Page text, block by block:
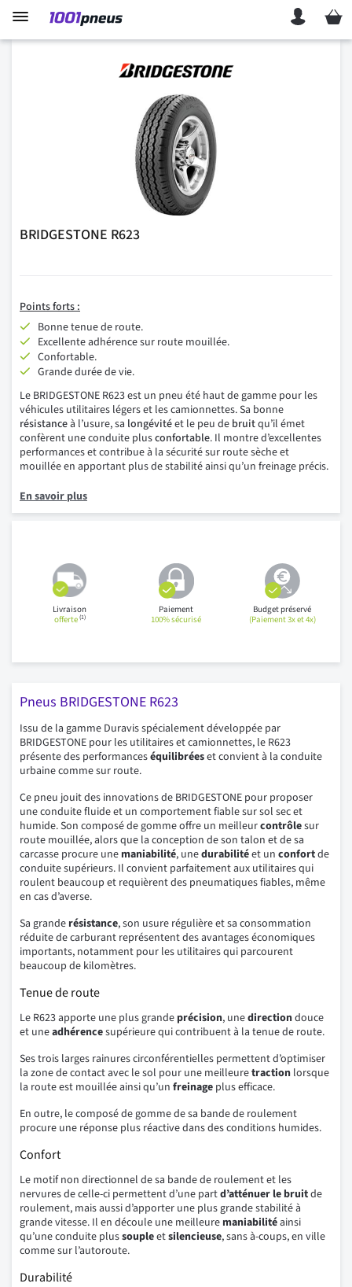
Mon
BRIDGESTONE R623
Pointsforts :
Bonne tenue de route.
Excellente adhérence sur route mouillée.
Confortable.
Grande durée de vie.
Le BRIDGESTONE R623 est un pneu été haut de gamme pour les
véhicules utilitaires légers et les camionnettes. Sa bonne
résistanceà l’usure, sa longévitéet le peu de bruitqu’il émet
confèrent une conduite plusconfortable. Il montre d’excellentes
performances et contribue à la sécurité sur route sèche et
mouillée en apportant plus de stabilité ainsi qu’un freinage précis.
En savoir plus
Livraison
offerte(1)
Paiement
100% sécurisé
Budget préservé
(Paiement 3x et 4x)
Pneus BRIDGESTONE R623
Issu de la gamme Duravis spécialement développée par
BRIDGESTONE pour les utilitaires et camionnettes, le R623
présente des performanceséquilibréeset convient à la conduite
urbaine comme sur route.
Ce pneu jouit des innovations de BRIDGESTONE pour proposer
une conduite fluide et un comportement fiable sur sol sec et
humide. Son composé de gomme offre un meilleurcontrôlesur
route mouillée, alors que la conception de son talon et de sa
carcasse procure une maniabilité, unedurabilitéet un confortde
conduite supérieurs. Il convient parfaitement aux utilitaires qui
roulent beaucoup et requièrent des pneumatiques fiables, même
en cas d’averse.
Sa grande résistance, son usure régulière et sa consommation
réduite de carburant représentent des avantages économiques
importants, notamment pour les utilitaires qui parcourent
beaucoup de kilomètres.
Tenue de route
Le R623 apporte une plus grande précision, unedirectiondouce
et uneadhérencesupérieure qui contribuent à la tenue de route.
Ses trois larges rainures circonférentielles permettent d’optimiser
la zone de contact avec le sol pour une meilleuretraction lorsque
la route est mouillée ainsi qu’un freinage plus efficace.
En outre, le composé de gomme de sa bande de roulement
procure une réponse plus réactive dans des conditions humides.
Confort
Le motif non directionnel de sa bande de roulement et les
nervures de celle-ci permettent d’une partd’atténuer le bruitde
roulement, mais aussi d’apporter une plus grande stabilité à
grande vitesse. Il en découle une meilleure maniabilitéainsi
qu’une conduite plussoupleetsilencieuse, sans à-coups, en ville
comme sur l’autoroute.
Durabilité